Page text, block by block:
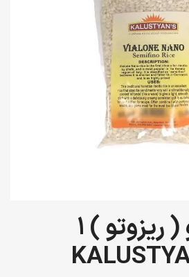
برنج ریسوتو ( ریزوتو ) 1